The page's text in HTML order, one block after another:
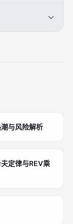
风险。桥接ETH
、审计榜。
（126字）
常见错误：ABI
与风险解析
定律与REV乘